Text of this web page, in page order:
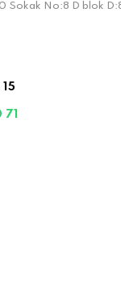
Sokak No:8 D blok